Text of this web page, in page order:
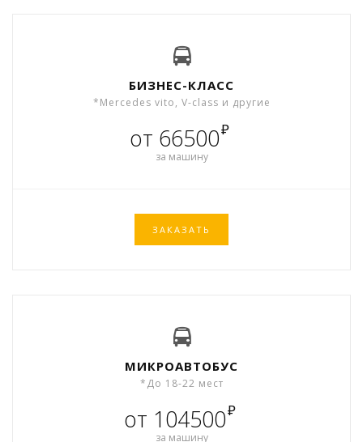
БИЗНЕС-КЛАСС
*Mercedes vito, V-class и другие
от 66500₽
за машину
ЗАКАЗАТЬ
МИКРОАВТОБУС
*До 18-22 мест
от 104500₽
за машину